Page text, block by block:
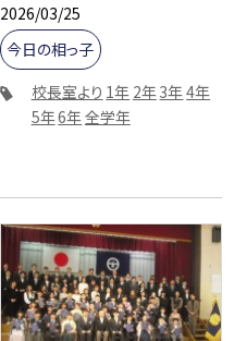
2026/03/25
今日の相っ子
校長室より 1年 2年3年4年
5年6年全学年